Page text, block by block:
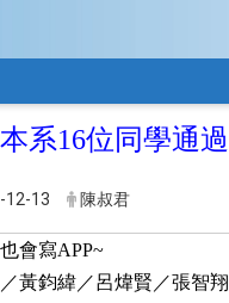
系16位同學通
12-13 陳叔君
會寫APP~
黃鈞緯／呂煒賢／張智翔